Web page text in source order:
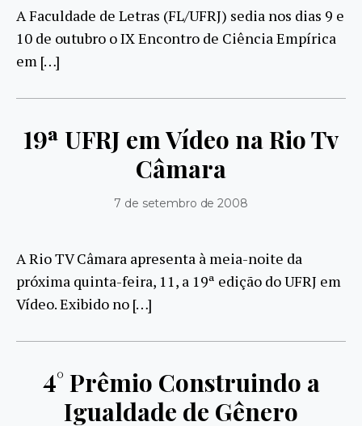
A Faculdade de Letras (FL/UFRJ) sedia nos dias 9 e
10 de outubro o IX Encontro de Ciência Empírica
em […]
19ª UFRJ em Vídeo na Rio Tv
Câmara
7 de setembro de 2008
A Rio TV Câmara apresenta à meia-noite da
próxima quinta-feira, 11, a 19ª edição do UFRJ em
Vídeo. Exibido no […]
4° Prêmio Construindo a
Igualdade de Gênero